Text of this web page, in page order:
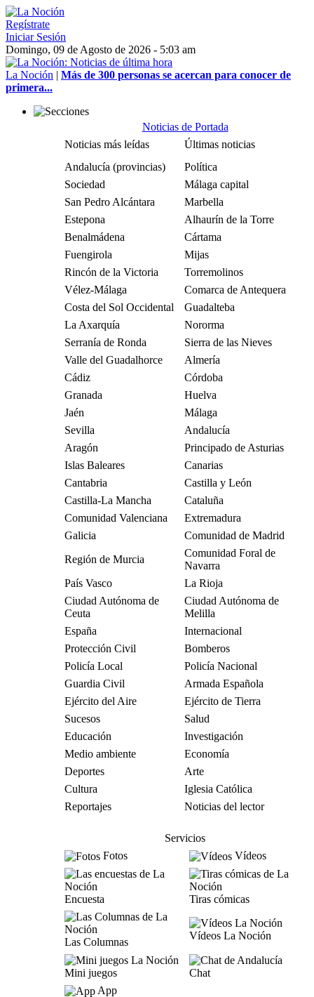
Regístrate
Iniciar Sesión
Domingo, 09 de Agosto de 2026 - 5:03 am
La Noción | Más de 300 personas se acercan para conocer de
primera...
Noticias de Portada
Noticias más leídas
Últimas noticias
Andalucía (provincias)
Política
Sociedad
Málaga capital
San Pedro Alcántara
Marbella
Estepona
Alhaurín de la Torre
Benalmádena
Cártama
Fuengirola
Mijas
Rincón de la Victoria
Torremolinos
Vélez-Málaga
Comarca de Antequera
Costa del Sol Occidental
Guadalteba
La Axarquía
Nororma
Serranía de Ronda
Sierra de las Nieves
Valle del Guadalhorce
Almería
Cádiz
Córdoba
Granada
Huelva
Jaén
Málaga
Sevilla
Andalucía
Aragón
Principado de Asturias
Islas Baleares
Canarias
Cantabria
Castilla y León
Castilla-La Mancha
Cataluña
Comunidad Valenciana
Extremadura
Galicia
Comunidad de Madrid
Región de Murcia
Comunidad Foral de
Navarra
País Vasco
La Rioja
Ciudad Autónoma de
Ceuta
Ciudad Autónoma de
Melilla
España
Internacional
Protección Civil
Bomberos
Policía Local
Policía Nacional
Guardia Civil
Armada Española
Ejército del Aire
Ejército de Tierra
Sucesos
Salud
Educación
Investigación
Medio ambiente
Economía
Deportes
Arte
Cultura
Iglesia Católica
Reportajes
Noticias del lector
Servicios
Fotos
Vídeos
Encuesta Tiras cómicas
Las Columnas
Vídeos La Noción
Mini juegos
Chat
App